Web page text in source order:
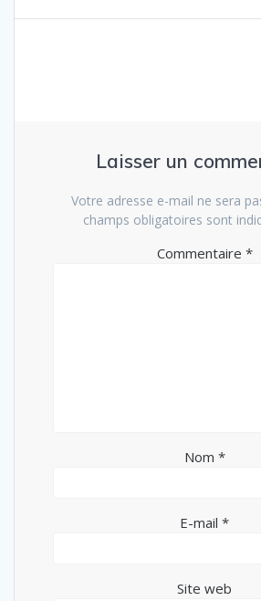
Laisser un
Votre adresse e-mail ne sera
champs obligatoires sont
Commentaire *
Nom *
E-mail *
Site web